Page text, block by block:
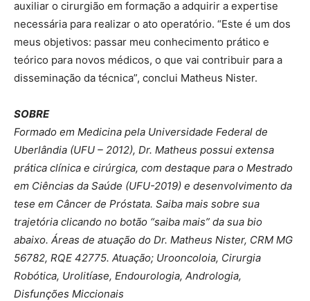
auxiliar o cirurgião em formação a adquirir a expertise
necessária para realizar o ato operatório. “Este é um dos
meus objetivos: passar meu conhecimento prático e
teórico para novos médicos, o que vai contribuir para a
disseminação da técnica”, conclui Matheus Nister.
SOBRE
Formado em Medicina pela Universidade Federal de
Uberlândia (UFU – 2012), Dr. Matheus possui extensa
prática clínica e cirúrgica, com destaque para o Mestrado
em Ciências da Saúde (UFU-2019) e desenvolvimento da
tese em Câncer de Próstata. Saiba mais sobre sua
trajetória clicando no botão “saiba mais” da sua bio
abaixo. Áreas de atuação do Dr. Matheus Nister, CRM MG
56782, RQE 42775. Atuação; Urooncoloia, Cirurgia
Robótica, Urolitíase, Endourologia, Andrologia,
Disfunções Miccionais